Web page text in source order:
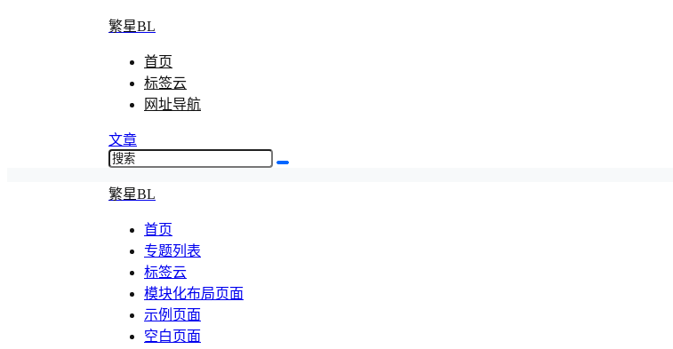
繁星BL
首页
标签云
网址导航
文章
繁星BL
首页
专题列表
标签云
模块化布局页面
示例页面
空白页面